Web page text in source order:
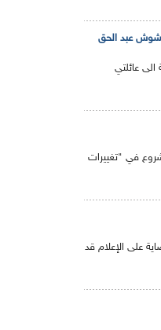
عبد الحق
عائلتي
في "تغييرات
على الإعلام قد